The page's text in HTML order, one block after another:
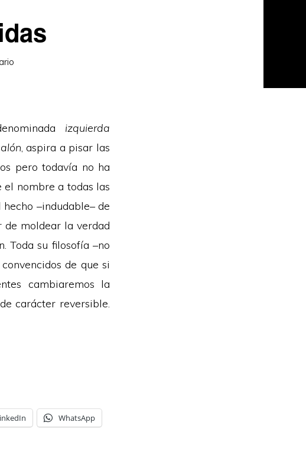
izquierda
, aspira a pisar las
pero todavía no ha
el nombre a todas las
–indudable– de
de moldear la verdad
Toda su filosofía –no
de que si
cambiaremos la
carácter reversible.
WhatsApp